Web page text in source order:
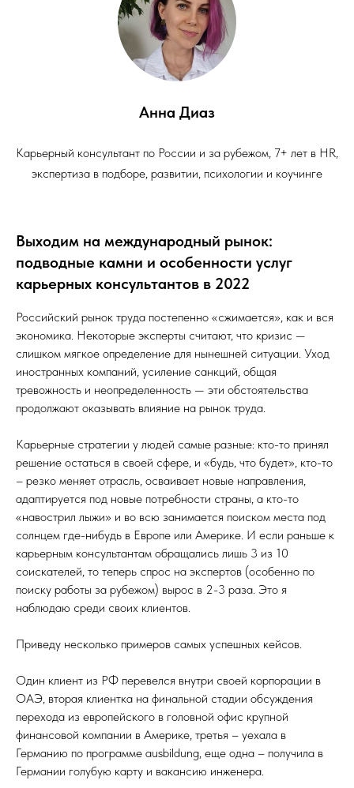
Анна Диаз
Карьерный консультант по России и за рубежом, 7+ лет в HR,
экспертиза в подборе, развитии, психологии и коучинге
Выходим на международный рынок:
подводные камни и особенности услуг
карьерных консультантов в 2022
Российский рынок труда постепенно «сжимается», как и вся
экономика. Некоторые эксперты считают, что кризис —
слишком мягкое определение для нынешней ситуации. Уход
иностранных компаний, усиление санкций, общая
тревожность и неопределенность — эти обстоятельства
продолжают оказывать влияние на рынок труда.
Карьерные стратегии у людей самые разные: кто-то принял
решение остаться в своей сфере, и «будь, что будет», кто-то
– резко меняет отрасль, осваивает новые направления,
адаптируется под новые потребности страны, а кто-то
«навострил лыжи» и во всю занимается поиском места под
солнцем где-нибудь в Европе или Америке. И если раньше к
карьерным консультантам обращались лишь 3 из 10
соискателей, то теперь спрос на экспертов (особенно по
поиску работы за рубежом) вырос в 2-3 раза. Это я
наблюдаю среди своих клиентов.
Приведу несколько примеров самых успешных кейсов.
Один клиент из РФ перевелся внутри своей корпорации в
ОАЭ, вторая клиентка на финальной стадии обсуждения
перехода из европейского в головной офис крупной
финансовой компании в Америке, третья – уехала в
Германию по программе ausbildung, еще одна – получила в
Германии голубую карту и вакансию инженера.